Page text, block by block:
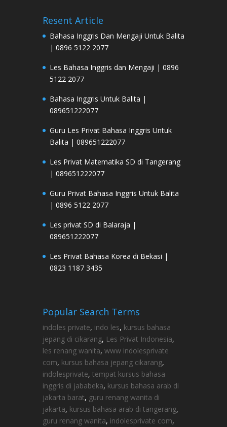
Resent Article
Bahasa Inggris Dan Mengaji Untuk Balita
| 0896 5122 2077
Les Bahasa Inggris dan Mengaji | 0896
5122 2077
Bahasa Inggris Untuk Balita |
089651222077
Guru Les Privat Bahasa Inggris Untuk
Balita | 089651222077
Les Privat Matematika SD di Tangerang
| 089651222077
Guru Privat Bahasa Inggris Untuk Balita
| 0896 5122 2077
Les privat SD di Balaraja |
089651222077
Les Privat Bahasa Korea di Bekasi |
0823 1187 3435
Popular Search Terms
indoles private, indo les, kursus bahasa
jepang di cikarang, Les Privat Indonesia,
les renang wanita, www indolesprivate
com, kursus bahasa jepang cikarang,
indolesprivate, tempat kursus bahasa
inggris di jababeka, kursus bahasa arab di
jakarta barat, guru renang wanita di
jakarta, kursus bahasa arab di tangerang,
guru renang wanita, indolesprivate com,